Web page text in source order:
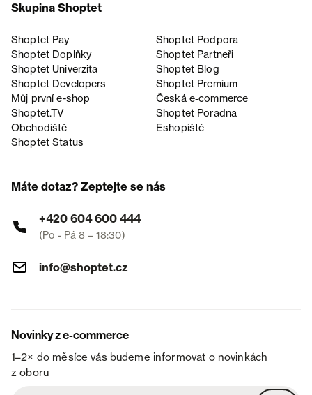
Skupina Shoptet
Shoptet Pay
Shoptet Podpora
Shoptet Doplňky
Shoptet Partneři
Shoptet Univerzita
Shoptet Blog
Shoptet Developers
Shoptet Premium
Můj první e-shop
Česká e‑commerce
Shoptet.TV
Shoptet Poradna
Obchodiště
Eshopiště
Shoptet Status
Máte dotaz? Zeptejte se nás
+420 604 600 444
(Po - Pá 8 – 18:30)
info@shoptet.cz
Novinky z e-commerce
1–2× do měsíce vás budeme informovat o novinkách
z oboru